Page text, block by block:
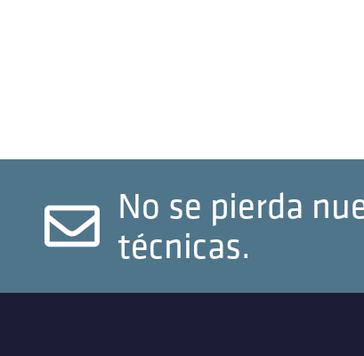
No se pierda
técnicas.